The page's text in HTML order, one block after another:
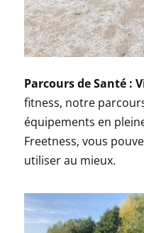
Parcours de Santé :
fitness, notre
équipements en
Freetness, vous
utiliser au mieux.